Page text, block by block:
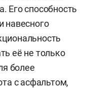
Его способность
навесного
её не только
более
с асфальтом,